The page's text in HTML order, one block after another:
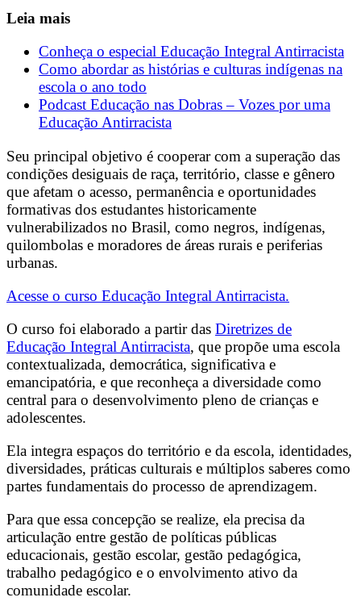
Leia mais
Conheça o especial Educação Integral Antirracista
Como abordar as histórias e culturas indígenas na
escola o ano todo
Podcast Educação nas Dobras – Vozes por uma
Educação Antirracista
Seu principal objetivo é cooperar com a superação das
condições desiguais de raça, território, classe e gênero
que afetam o acesso, permanência e oportunidades
formativas dos estudantes historicamente
vulnerabilizados no Brasil, como negros, indígenas,
quilombolas e moradores de áreas rurais e periferias
urbanas.
Acesse o curso Educação Integral Antirracista.
O curso foi elaborado a partir das Diretrizes de
Educação Integral Antirracista, que propõe uma escola
contextualizada, democrática, significativa e
emancipatória, e que reconheça a diversidade como
central para o desenvolvimento pleno de crianças e
adolescentes.
Ela integra espaços do território e da escola, identidades,
diversidades, práticas culturais e múltiplos saberes como
partes fundamentais do processo de aprendizagem.
Para que essa concepção se realize, ela precisa da
articulação entre gestão de políticas públicas
educacionais, gestão escolar, gestão pedagógica,
trabalho pedagógico e o envolvimento ativo da
comunidade escolar.